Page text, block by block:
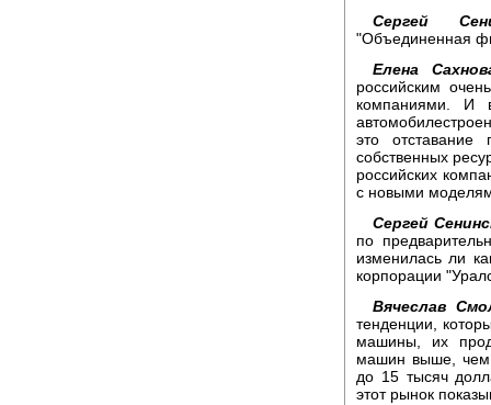
Сергей
"Объединенная
Елена
российским
компаниями. И
это отставание
собственных
российских
с новыми
Сергей
по
изменилась ли
корпорации
Вячеслав
тенденции,
машины, их
машин выше, чем,
до 15 тысяч
этот рынок